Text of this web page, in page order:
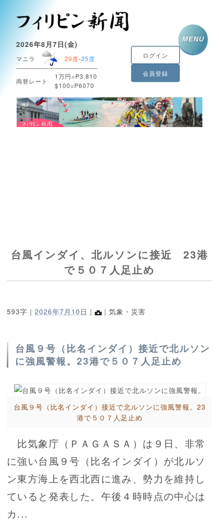
2026年8月7日(金)
マニラ 29度-25度
両替レート
1万円=P3,810
$100=P6070
ログイン
会員登録
MENU
台風インダイ、北ルソンに接近 23港
で５０７人足止め
593字｜ 2026年7月10日 ｜ ｜気象・災害
台風９号（比名インダイ）接近で北ルソン
に強風警報。23港で５０７人足止め
台風９号（比名インダイ）接近で北ルソンに強風警報。23
港で５０７人足止め
比気象庁（ＰＡＧＡＳＡ）は９日、非常
に強い台風９号（比名インダイ）が北ルソ
ン東方海上を西北西に進み、勢力を維持し
ていると発表した。午後４時時点の中心は
カ...